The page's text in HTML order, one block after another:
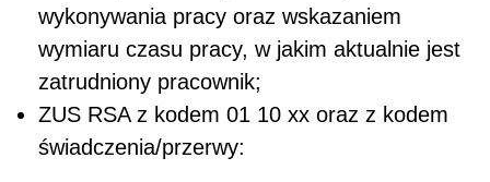
wykonywania pracy oraz wskazaniem
wymiaru czasu pracy, w jakim aktualnie jest
zatrudniony pracownik;
ZUS RSA z kodem 01 10 xx oraz z kodem
świadczenia/przerwy: